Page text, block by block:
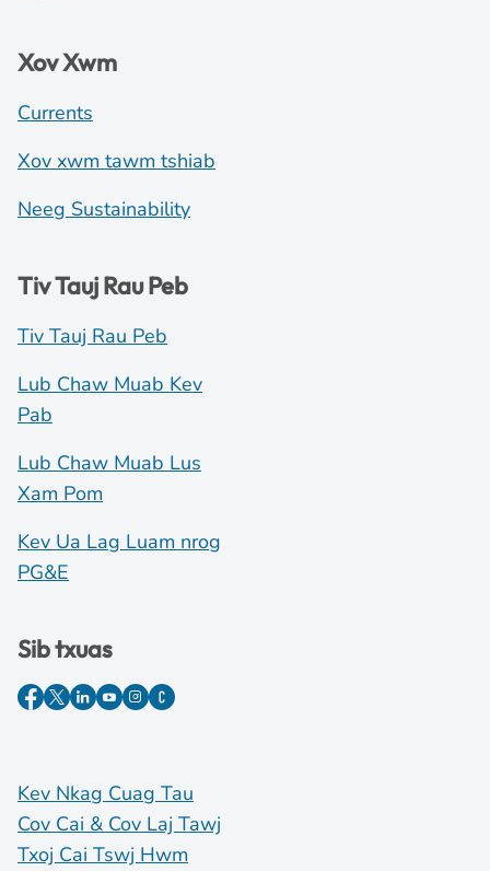
Xov Xwm
Currents
Xov xwm tawm tshiab
Neeg Sustainability
Tiv Tauj Rau Peb
Tiv Tauj Rau Peb
Lub Chaw Muab Kev
Pab
Lub Chaw Muab Lus
Xam Pom
Kev Ua Lag Luam nrog
PG&E
Sib txuas
Kev Nkag Cuag Tau
Cov Cai & Cov Laj Tawj
Txoj Cai Tswj Hwm